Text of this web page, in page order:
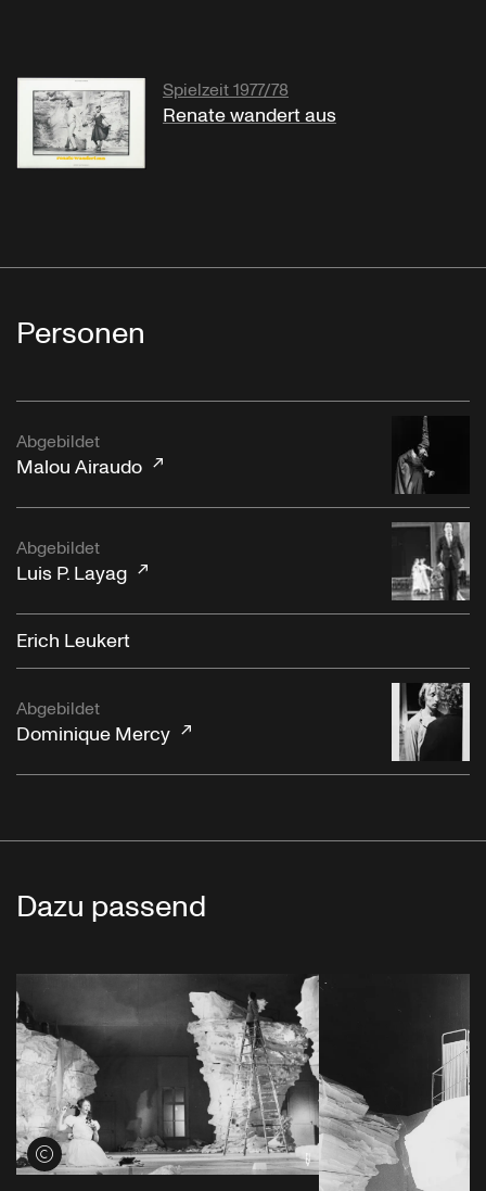
Spielzeit 1977/78
Renate wandert aus
Personen
Abgebildet
Malou Airaudo
Abgebildet
Luis P. Layag
Erich Leukert
Abgebildet
Dominique Mercy
Dazu passend
Credits öffnen